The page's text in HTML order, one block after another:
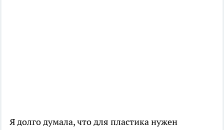
Я долго думала, что для пластика нужен